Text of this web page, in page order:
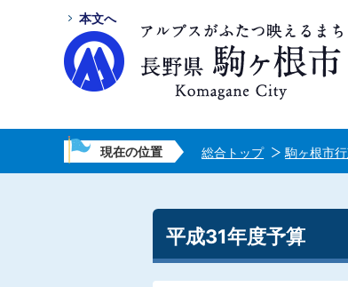
本文へ
現在の位置 総合トップ 駒ヶ根市
平成31年度予算